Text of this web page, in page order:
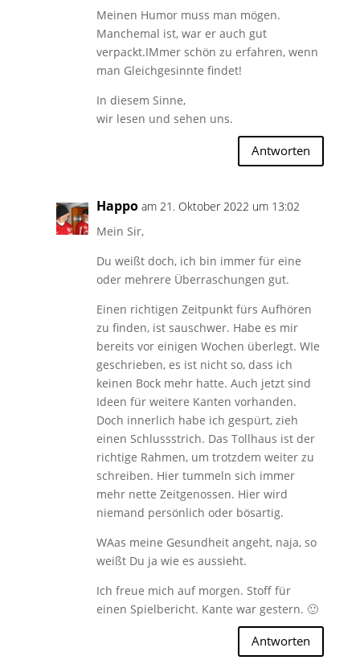
Meinen Humor muss man mögen.
Manchemal ist, war er auch gut
verpackt.IMmer schön zu erfahren, wenn
man Gleichgesinnte findet!
In diesem Sinne,
wir lesen und sehen uns.
Antworten
Happo am 21. Oktober 2022 um 13:02
Mein Sir,
Du weißt doch, ich bin immer für eine
oder mehrere Überraschungen gut.
Einen richtigen Zeitpunkt fürs Aufhören
zu finden, ist sauschwer. Habe es mir
bereits vor einigen Wochen überlegt. WIe
geschrieben, es ist nicht so, dass ich
keinen Bock mehr hatte. Auch jetzt sind
Ideen für weitere Kanten vorhanden.
Doch innerlich habe ich gespürt, zieh
einen Schlussstrich. Das Tollhaus ist der
richtige Rahmen, um trotzdem weiter zu
schreiben. Hier tummeln sich immer
mehr nette Zeitgenossen. Hier wird
niemand persönlich oder bösartig.
WAas meine Gesundheit angeht, naja, so
weißt Du ja wie es aussieht.
Ich freue mich auf morgen. Stoff für
einen Spielbericht. Kante war gestern. 🙂
Antworten